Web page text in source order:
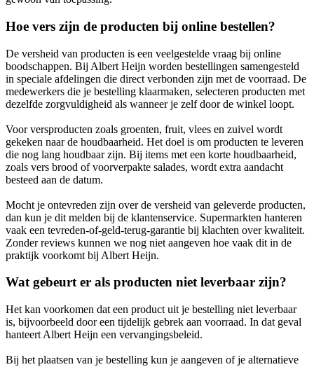
Hoe vers zijn de producten bij online bestellen?
De versheid van producten is een veelgestelde vraag bij online
boodschappen. Bij Albert Heijn worden bestellingen samengesteld
in speciale afdelingen die direct verbonden zijn met de voorraad. De
medewerkers die je bestelling klaarmaken, selecteren producten met
dezelfde zorgvuldigheid als wanneer je zelf door de winkel loopt.
Voor versproducten zoals groenten, fruit, vlees en zuivel wordt
gekeken naar de houdbaarheid. Het doel is om producten te leveren
die nog lang houdbaar zijn. Bij items met een korte houdbaarheid,
zoals vers brood of voorverpakte salades, wordt extra aandacht
besteed aan de datum.
Mocht je ontevreden zijn over de versheid van geleverde producten,
dan kun je dit melden bij de klantenservice. Supermarkten hanteren
vaak een tevreden-of-geld-terug-garantie bij klachten over kwaliteit.
Zonder reviews kunnen we nog niet aangeven hoe vaak dit in de
praktijk voorkomt bij Albert Heijn.
Wat gebeurt er als producten niet leverbaar zijn?
Het kan voorkomen dat een product uit je bestelling niet leverbaar
is, bijvoorbeeld door een tijdelijk gebrek aan voorraad. In dat geval
hanteert Albert Heijn een vervangingsbeleid.
Bij het plaatsen van je bestelling kun je aangeven of je alternatieve